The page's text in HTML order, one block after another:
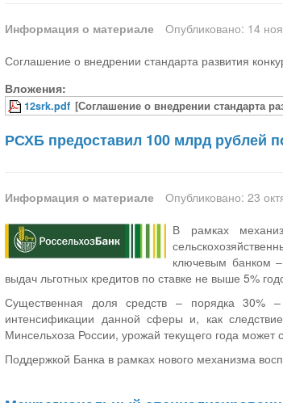
Информация о материале
Опубликовано: 14
Соглашение о внедрении стандарта развития
Вложения:
12srk.pdf [Соглашение о внедрении стандарта
РСХБ предоставил 100 млрд рублей
Информация о материале
Опубликовано: 23
В рамках
ключевым банком
выдач льготных кредитов по ставке не выше 5%
Существенная доля средств – порядка 30% –
интенсификации данной сферы и, как
Минсельхоза России, урожай текущего года может
Поддержкой Банка в рамках нового механизма